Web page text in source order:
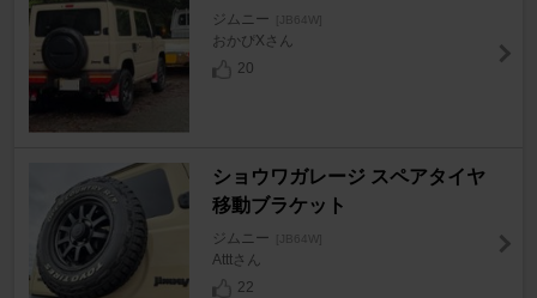
ジムニー [JB64W]
おかぴXさん
20
ショウワガレージ スペアタイヤ
移動ブラケット
ジムニー [JB64W]
Atttさん
22